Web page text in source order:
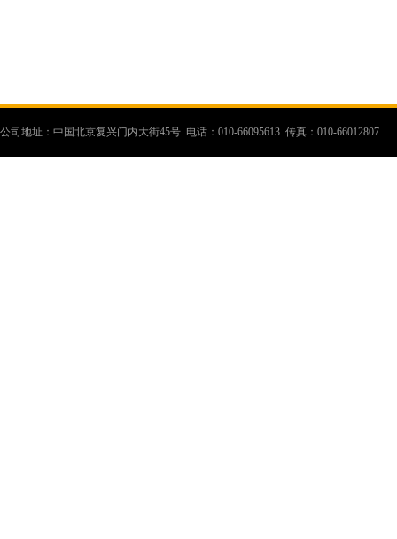
公司地址：中国北京复兴门内大街45号 电话：010-66095613 传真：010-66012807